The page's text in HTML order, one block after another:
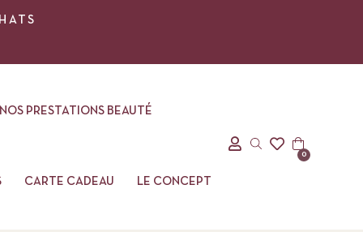
NOS PRESTATIONS BEAUTÉ
CARTE CADEAU LE CONCEPT
0